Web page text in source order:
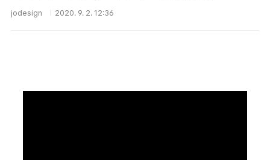
jodesign 2020. 9. 2. 12:36